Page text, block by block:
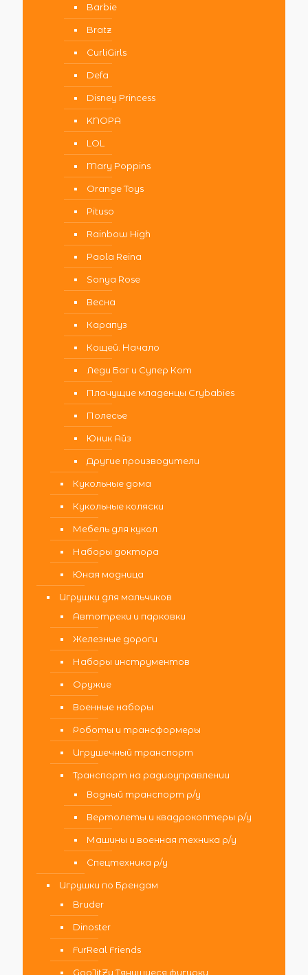
Barbie
Bratz
CurliGirls
Defa
Disney Princess
KNOPA
LOL
Mary Poppins
Orange Toys
Pituso
Rainbow High
Paola Reina
Sonya Rose
Весна
Карапуз
Кощей. Начало
Леди Баг и Супер Кот
Плачущие младенцы Crybabies
Полесье
Юник Айз
Другие производители
Кукольные дома
Кукольные коляски
Мебель для кукол
Наборы доктора
Юная модница
Игрушки для мальчиков
Автотреки и парковки
Железные дороги
Наборы инструментов
Оружие
Военные наборы
Роботы и трансформеры
Игрушечный транспорт
Транспорт на радиоуправлении
Водный транспорт р/у
Вертолеты и квадрокоптеры р/у
Машины и военная техника р/у
Спецтехника р/у
Игрушки по Брендам
Bruder
Dinoster
FurReal Friends
GooJitZu Тянущиеся фигурки